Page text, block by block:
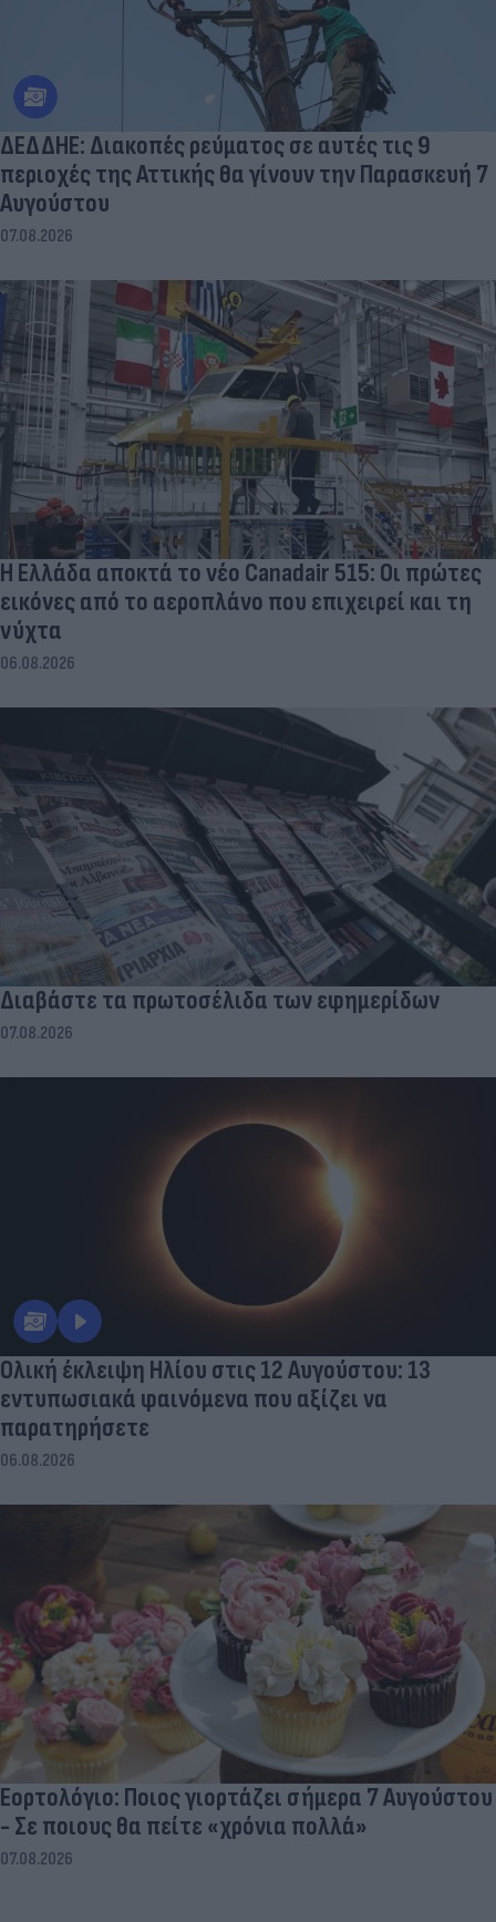
ΔΕΔΔΗΕ: Διακοπές ρεύματος σε αυτές τις 9
περιοχές της Αττικής θα γίνουν την Παρασκευή 7
Αυγούστου
07.08.2026
Η Ελλάδα αποκτά το νέο Canadair 515: Οι πρώτες
εικόνες από το αεροπλάνο που επιχειρεί και τη
νύχτα
06.08.2026
Διαβάστε τα πρωτοσέλιδα των εφημερίδων
07.08.2026
Ολική έκλειψη Ηλίου στις 12 Αυγούστου: 13
εντυπωσιακά φαινόμενα που αξίζει να
παρατηρήσετε
06.08.2026
Εορτολόγιο: Ποιος γιορτάζει σήμερα 7 Αυγούστου
- Σε ποιους θα πείτε «χρόνια πολλά»
07.08.2026